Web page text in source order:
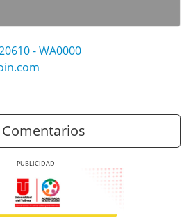
- WA0000
Comentarios